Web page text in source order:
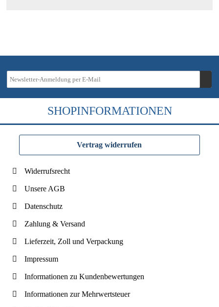
SHOPINFORMATIONEN
Vertrag widerrufen
Widerrufsrecht
Unsere AGB
Datenschutz
Zahlung & Versand
Lieferzeit, Zoll und Verpackung
Impressum
Informationen zu Kundenbewertungen
Informationen zur Mehrwertsteuer